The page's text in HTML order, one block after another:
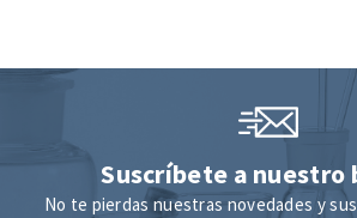
Suscríbete a nuestro
No te pierdas nuestras novedades y